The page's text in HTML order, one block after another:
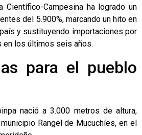
Científico-Campesina ha logrado un
del 5.900%, marcando un hito en
y sustituyendo importaciones por
los últimos seis años.
para el pueblo
nació a 3.000 metros de altura,
Rangel de Mucuchíes, en el